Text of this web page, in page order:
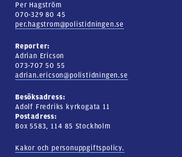
Per Hagström
070-329 80 45
per.hagstrom@polistidningen.se
Reporter:
Adrian Ericson
073-707 50 55
adrian.ericson@polistidningen.se
Besöksadress:
Adolf Fredriks kyrkogata 11
Postadress:
Box 5583, 114 85 Stockholm
Kakor och personuppgiftspolicy.